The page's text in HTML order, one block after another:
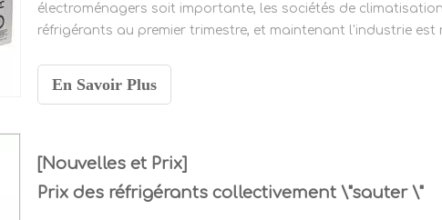
électroménagers soit importante, les sociétés de
réfrigérants au premier trimestre, et maintenant l'industrie est
En Savoir Plus
[Nouvelles et Prix]
Prix ​​des réfrigérants collectivement \"sauter \"